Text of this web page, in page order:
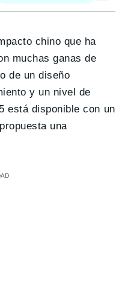
chino que ha
muchas ganas de
de un diseño
y un nivel de
está disponible con un
una